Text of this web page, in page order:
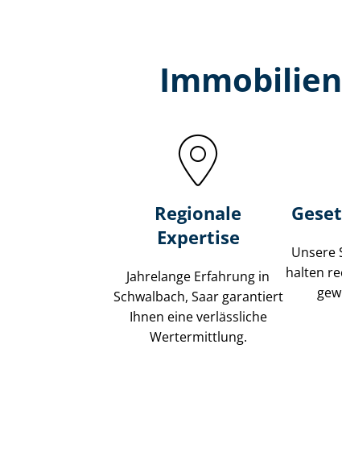
Regionale
Expertise
Jahrelange Erfahrung in
Schwalbach, Saar garantiert
Ihnen eine verlässliche
Wertermittlung.
Unsere
halten